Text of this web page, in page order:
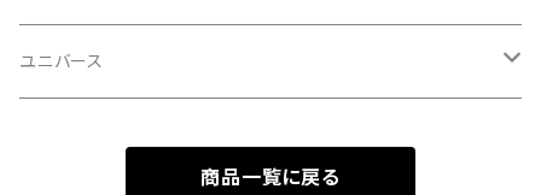
ネコシリーズ
初音ミクシリーズ
ユニバース
商品一覧に戻る